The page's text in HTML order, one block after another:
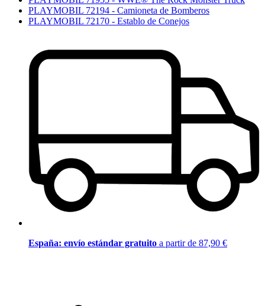
PLAYMOBIL 72194 - Camioneta de Bomberos
PLAYMOBIL 72170 - Establo de Conejos
España: envío estándar gratuito a partir de 87,90 €